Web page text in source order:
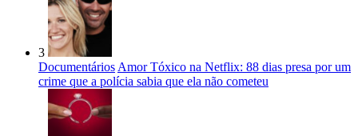
3
Documentários Amor Tóxico na Netflix: 88 dias presa por um
crime que a polícia sabia que ela não cometeu